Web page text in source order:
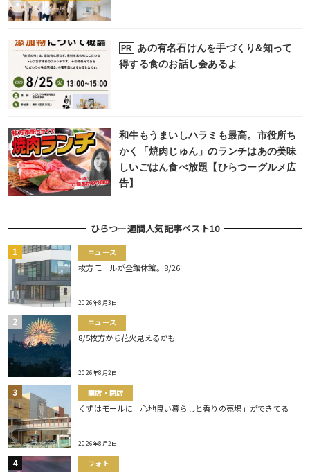
PR
あの有名石けんを手づくり&知って
得する食のお話し会あるよ
和牛もうまいしハラミも最高。市役所ち
かく「焼肉じゅん」のランチはあの美味
しいごはん食べ放題【ひらつーグルメ広
告】
ひらつー週間人気記事ベスト10
ニュース
枚方モールが全館休館。8/26
2026年8月3日
ニュース
8/5枚方から花火見えるかも
2026年8月2日
開店・閉店
くずはモールに「心地良い暮らしと香りの売場」ができてる
2026年8月2日
フォト